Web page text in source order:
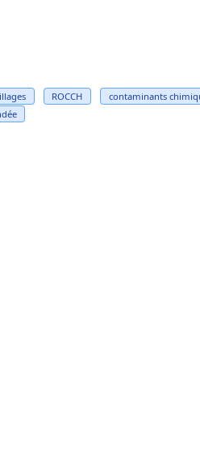
ROCCH
contaminants